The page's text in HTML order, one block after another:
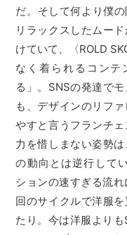
だ。そして何より僕
リラックスしたムー
けていて、〈ROLD
なく着られるコンテ
る」。SNSの発達で
も、デザインのリフ
やすと言うフランチ
力を惜しまない姿勢
の動向とは逆行して
ションの速すぎる流
回のサイクルで洋服
たり。今は洋服より